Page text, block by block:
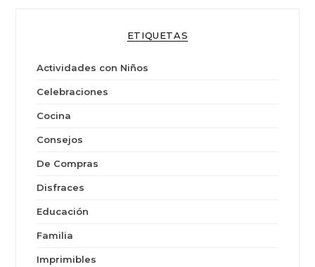
ETIQUETAS
Actividades con Niños
Celebraciones
Cocina
Consejos
De Compras
Disfraces
Educación
Familia
Imprimibles